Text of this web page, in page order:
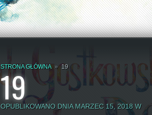
STRONA GŁÓWNA » 19
19
OPUBLIKOWANO DNIA MARZEC 15, 2018 W